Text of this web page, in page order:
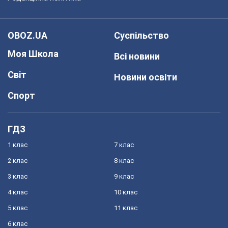
OBOZ.UA
Моя Школа
Світ
Спорт
Суспільство
Всі новини
Новини освіти
ГДЗ
1 клас
2 клас
3 клас
4 клас
5 клас
6 клас
7 клас
8 клас
9 клас
10 клас
11 клас